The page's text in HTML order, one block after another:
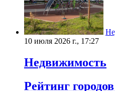
10 июля 2026 г., 17:27
Недвижимость
Рейтинг